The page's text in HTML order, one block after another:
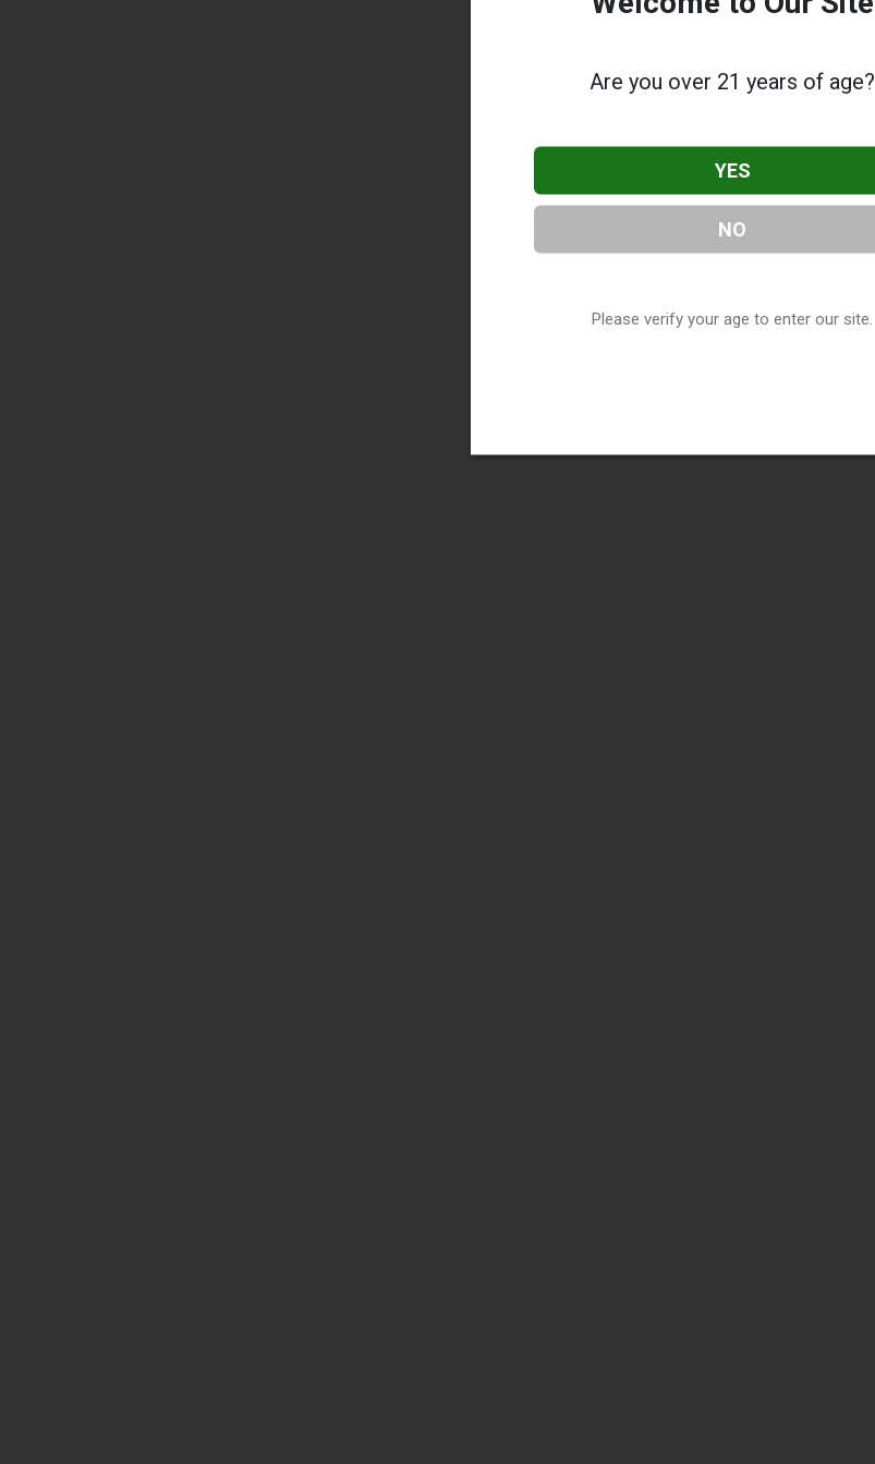
Are you over 21 years of age?
YES
NO
Please verify your age to enter our site.